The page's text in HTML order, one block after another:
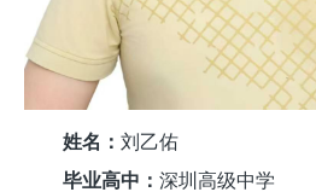
姓名： 刘乙佑
毕业高中： 深圳高级中学